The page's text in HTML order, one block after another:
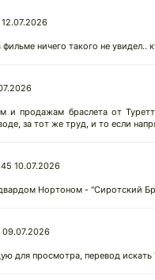
12.07.2026
ничего такого не увидел..
и продажам браслета от
за тот же труд, и то если
10.07.2026
Нортоном - "Сиротский
09.07.2026
для просмотра, перевод искать